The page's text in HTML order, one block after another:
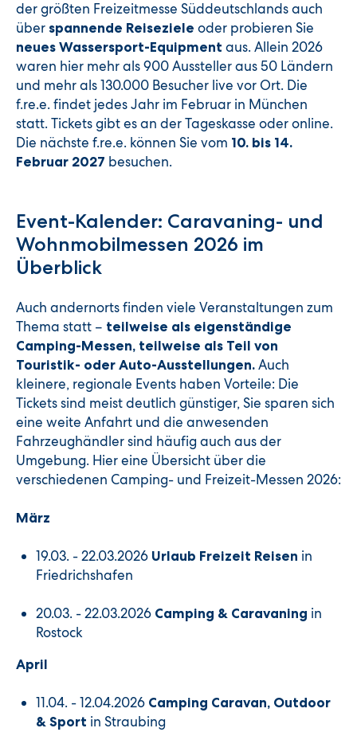
der größten Freizeitmesse Süddeutschlands auch
über spannende Reiseziele oder probieren Sie
neues Wassersport-Equipment aus. Allein 2026
waren hier mehr als 900 Aussteller aus 50 Ländern
und mehr als 130.000 Besucher live vor Ort. Die
f.re.e. findet jedes Jahr im Februar in München
statt. Tickets gibt es an der Tageskasse oder online.
Die nächste f.re.e. können Sie vom 10. bis 14.
Februar 2027 besuchen.
Event-Kalender: Caravaning- und
Wohnmobilmessen 2026 im
Überblick
Auch andernorts finden viele Veranstaltungen zum
Thema statt – teilweise als eigenständige
Camping-Messen, teilweise als Teil von
Touristik- oder Auto-Ausstellungen. Auch
kleinere, regionale Events haben Vorteile: Die
Tickets sind meist deutlich günstiger, Sie sparen sich
eine weite Anfahrt und die anwesenden
Fahrzeughändler sind häufig auch aus der
Umgebung. Hier eine Übersicht über die
verschiedenen Camping- und Freizeit-Messen 2026:
März
19.03. - 22.03.2026 Urlaub Freizeit Reisen in
Friedrichshafen
20.03. - 22.03.2026 Camping & Caravaning in
Rostock
April
11.04. - 12.04.2026 Camping Caravan, Outdoor
& Sport in Straubing